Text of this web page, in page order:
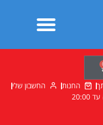
החנות
החשבון שלי